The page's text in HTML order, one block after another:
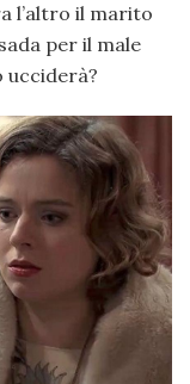
l’altro il marito
per il male
ucciderà?